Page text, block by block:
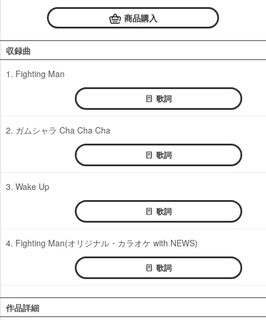
商品購入
収録曲
1. Fighting Man
歌詞
2. ガムシャラ Cha Cha Cha
歌詞
3. Wake Up
歌詞
4. Fighting Man(オリジナル・カラオケ with NEWS)
歌詞
作品詳細